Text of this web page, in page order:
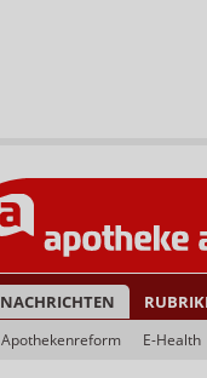
NACHRICHTEN
Apothekenreform E-Health